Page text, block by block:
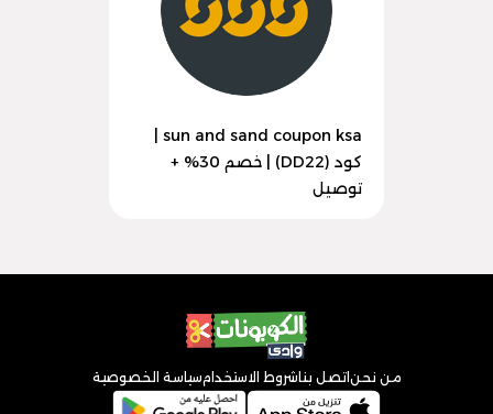
كود (DD22) | خصم 30% +
توصيل
من نحن اتصل بنا شروط الاستخدامسياسة الخصوصية